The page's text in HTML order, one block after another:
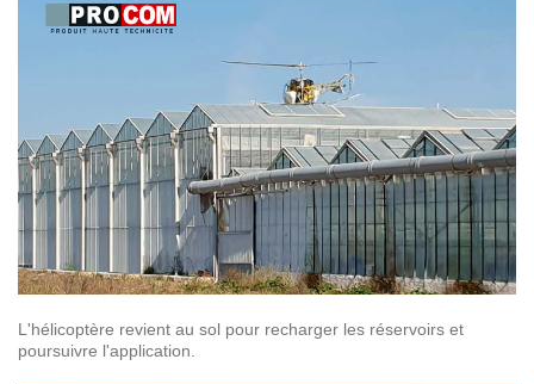
L'hélicoptère revient au sol pour recharger les réservoirs et
poursuivre l'application.